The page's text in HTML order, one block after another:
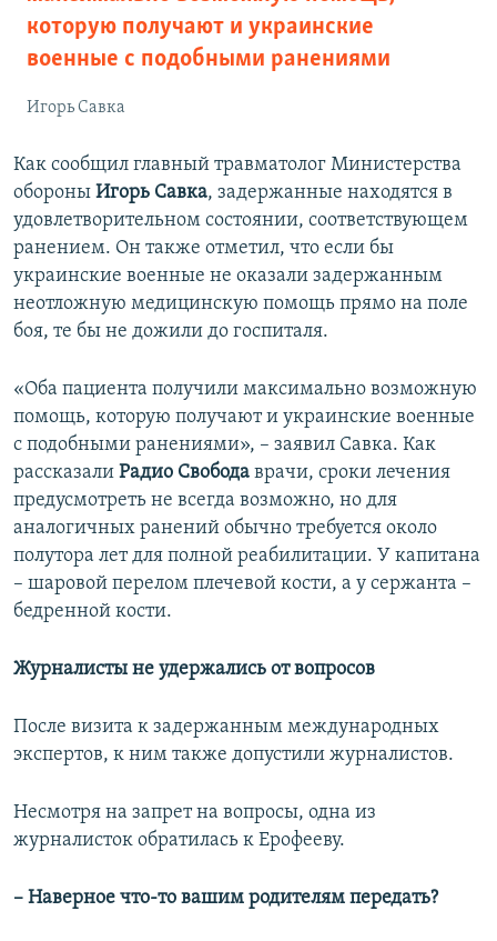
которую получают и украинские
военные с подобными ранениями
Игорь Савка
Как сообщил главный травматолог Министерства
обороны Игорь Савка, задержанные находятся в
удовлетворительном состоянии, соответствующем
ранением. Он также отметил, что если бы
украинские военные не оказали задержанным
неотложную медицинскую помощь прямо на поле
боя, те бы не дожили до госпиталя.
«Оба пациента получили максимально возможную
помощь, которую получают и украинские военные
с подобными ранениями», – заявил Савка. Как
рассказали Радио Свобода врачи, сроки лечения
предусмотреть не всегда возможно, но для
аналогичных ранений обычно требуется около
полутора лет для полной реабилитации. У капитана
– шаровой перелом плечевой кости, а у сержанта –
бедренной кости.
Журналисты не удержались от вопросов
После визита к задержанным международных
экспертов, к ним также допустили журналистов.
Несмотря на запрет на вопросы, одна из
журналисток обратилась к Ерофееву.
– Наверное что-то вашим родителям передать?​